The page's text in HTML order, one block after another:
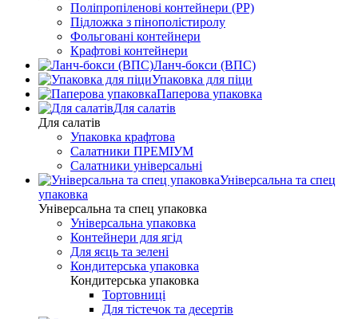
Поліпропіленові контейнери (PP)
Підложка з пінополістиролу
Фольговані контейнери
Крафтові контейнери
Ланч-бокси (ВПС)
Упаковка для піци
Паперова упаковка
Для салатів
Для салатів
Упаковка крафтова
Салатники ПРЕМІУМ
Салатники універсальні
Універсальна та спец
упаковка
Універсальна та спец упаковка
Універсальна упаковка
Контейнери для ягід
Для яєць та зелені
Кондитерська упаковка
Кондитерська упаковка
Тортовниці
Для тістечок та десертів